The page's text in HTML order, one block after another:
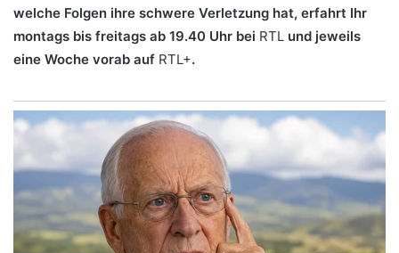
welche Folgen ihre schwere Verletzung hat, erfahrt Ihr
montags bis freitags ab 19.40 Uhr bei RTL und jeweils
eine Woche vorab auf RTL+.